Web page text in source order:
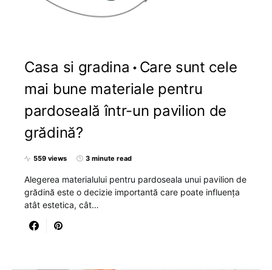
Casa si gradina
Care sunt cele
mai bune materiale pentru
pardoseală într-un pavilion de
grădină?
559 views 3 minute read
Alegerea materialului pentru pardoseala unui pavilion de
grădină este o decizie importantă care poate influența
atât estetica, cât…